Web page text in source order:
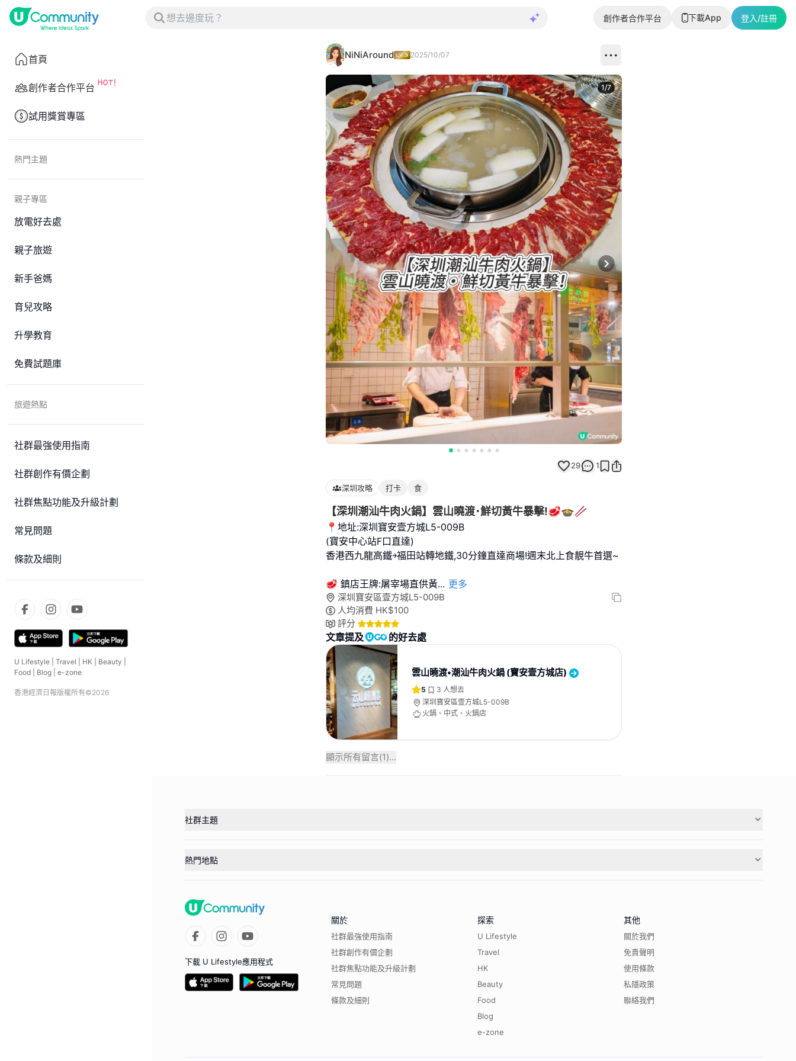
創作者合作平台 下載App 登入/註冊
首頁
創作者合作平台
試用獎賞專區
熱門主題
親子專區
放電好去處
親子旅遊
新手爸媽
育兒攻略
升學教育
免費試題庫
旅遊熱點
社群最強使用指南
社群創作有價企劃
社群焦點功能及升級計劃
常見問題
條款及細則
U Lifestyle Travel HK Beauty
Food
Blog e-zone
香港經濟日報版權所有©2026
NiNiAround 2025/10/07
Next slide
1/7
29 1
深圳攻略 打卡 食
【深圳潮汕牛肉火鍋】雲山曉渡･鮮切黃牛暴擊!🥩🍲🥢
📍地址:深圳寶安壹方城L5-009B
(寶安中心站F口直達)
香港西九龍高鐵￫福田站轉地鐵,30分鐘直達商場!週末北上食靚牛首選~
🥩 鎮店王牌:屠宰場直供黃... 更多
深圳寶安區壹方城L5-009B
人均消費 HK$100
評分
文章提及 的好去處
雲山曉渡•潮汕牛肉火鍋 (寶安壹方城店)
5 3 人想去
深圳寶安區壹方城L5-009B
火鍋、中式、火鍋店
顯示所有留言(1)...
社群主題
熱門地點
下載 U Lifestyle應用程式
關於
社群最強使用指南
社群創作有價企劃
社群焦點功能及升級計劃
常見問題
條款及細則
探索
U Lifestyle
Travel
HK
Beauty
Food
Blog
e-zone
其他
關於我們
免責聲明
使用條款
私隱政策
聯絡我們